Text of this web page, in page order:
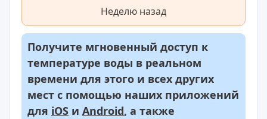
Неделю назад
Получите мгновенный доступ к
температуре воды в реальном
времени для этого и всех других
мест с помощью наших приложений
для iOS и Android, а также